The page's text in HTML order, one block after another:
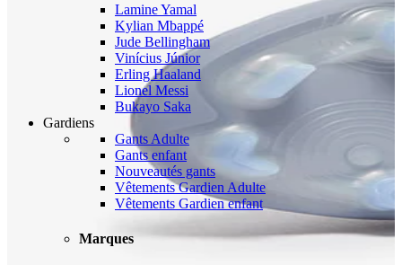
Lamine Yamal
Kylian Mbappé
Jude Bellingham
Vinícius Júnior
Erling Haaland
Lionel Messi
Bukayo Saka
Gardiens
Gants Adulte
Gants enfant
Nouveautés gants
Vêtements Gardien Adulte
Vêtements Gardien enfant
Marques